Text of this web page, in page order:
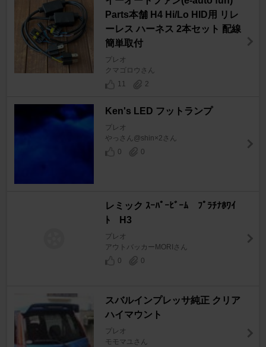
Parts本舗 H4 Hi/Lo HID用 リレ
ーレス ハーネス 2本セット 配線
簡単取付
プレオ
クマゴロウさん
11
2
Ken's LED フットランプ
プレオ
やっさん@shin×2さん
0
0
レミック ｽｰﾊﾟｰﾋﾞｰﾑ ﾌﾟﾗﾁﾅﾎﾜｲ
ﾄ H3
プレオ
アウトバッカーMORIさん
0
0
スバルインプレッサ純正 クリア
ハイマウント
プレオ
モモマユさん